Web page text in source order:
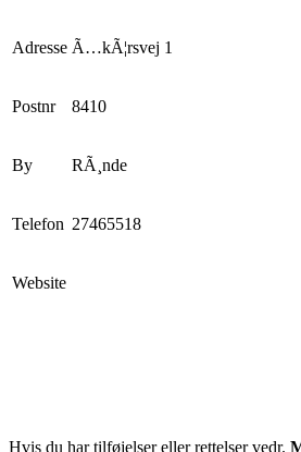
Adresse Ã…kÃ¦rsvej 1
Postnr 8410
By RÃ¸nde
Telefon 27465518
Website
Hvis du har tilføjelser eller rettelser vedr.